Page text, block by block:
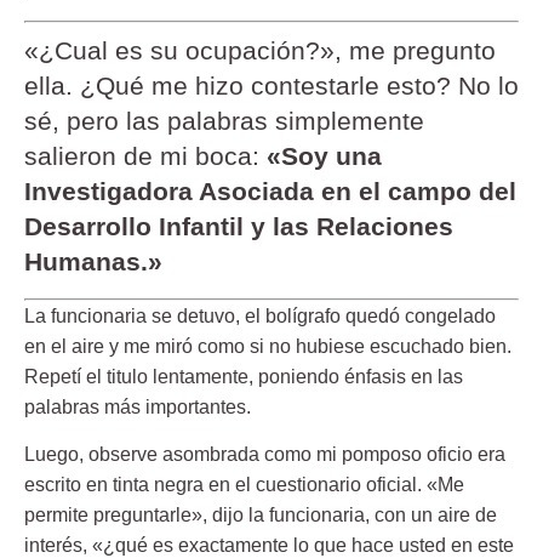
«¿Cual es su ocupación?», me pregunto
ella. ¿Qué me hizo contestarle esto? No lo
sé, pero las palabras simplemente
salieron de mi boca: «Soy una
Investigadora Asociada en el campo del
Desarrollo Infantil y las Relaciones
Humanas.»
La funcionaria se detuvo, el bolígrafo quedó congelado
en el aire y me miró como si no hubiese escuchado bien.
Repetí el titulo lentamente, poniendo énfasis en las
palabras más importantes.
Luego, observe asombrada como mi pomposo oficio era
escrito en tinta negra en el cuestionario oficial. «Me
permite preguntarle», dijo la funcionaria, con un aire de
interés, «¿qué es exactamente lo que hace usted en este